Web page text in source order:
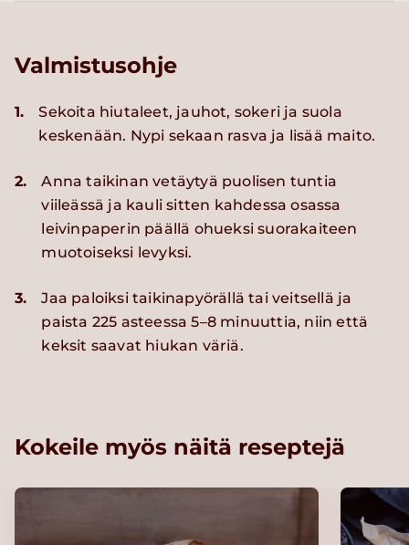
Valmistusohje
1.
Sekoita hiutaleet, jauhot, sokeri ja suola
keskenään. Nypi sekaan rasva ja lisää maito.
2.
Anna taikinan vetäytyä puolisen tuntia
viileässä ja kauli sitten kahdessa osassa
leivinpaperin päällä ohueksi suorakaiteen
muotoiseksi levyksi.
3.
Jaa paloiksi taikinapyörällä tai veitsellä ja
paista 225 asteessa 5–8 minuuttia, niin että
keksit saavat hiukan väriä.
Kokeile myös näitä reseptejä